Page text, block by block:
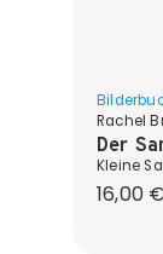
Rachel
Der
Kleine
16,00 €